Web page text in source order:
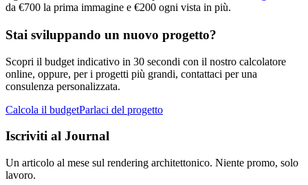
da €700 la prima immagine e €200 ogni vista in più.
Stai sviluppando un nuovo progetto?
Scopri il budget indicativo in 30 secondi con il nostro calcolatore
online, oppure, per i progetti più grandi, contattaci per una
consulenza personalizzata.
Calcola il budgetParlaci del progetto
Iscriviti al Journal
Un articolo al mese sul rendering architettonico. Niente promo, solo
lavoro.